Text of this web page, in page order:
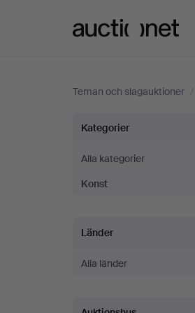
Teman och slagauktioner /
Vårens
Kvalitet
2026
Kategorier
Alla kategorier
Konst
Länder
Alla länder